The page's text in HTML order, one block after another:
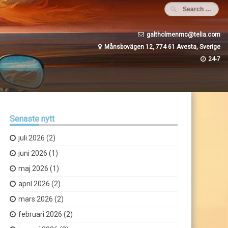
galtholmenmc@telia.com
Månsbovägen 12, 774 61 Avesta, Sverige
24-7
Senaste nytt
juli 2026 (2)
juni 2026 (1)
maj 2026 (1)
april 2026 (2)
mars 2026 (2)
februari 2026 (2)